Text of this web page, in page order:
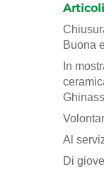
Buona
In
Al
Di